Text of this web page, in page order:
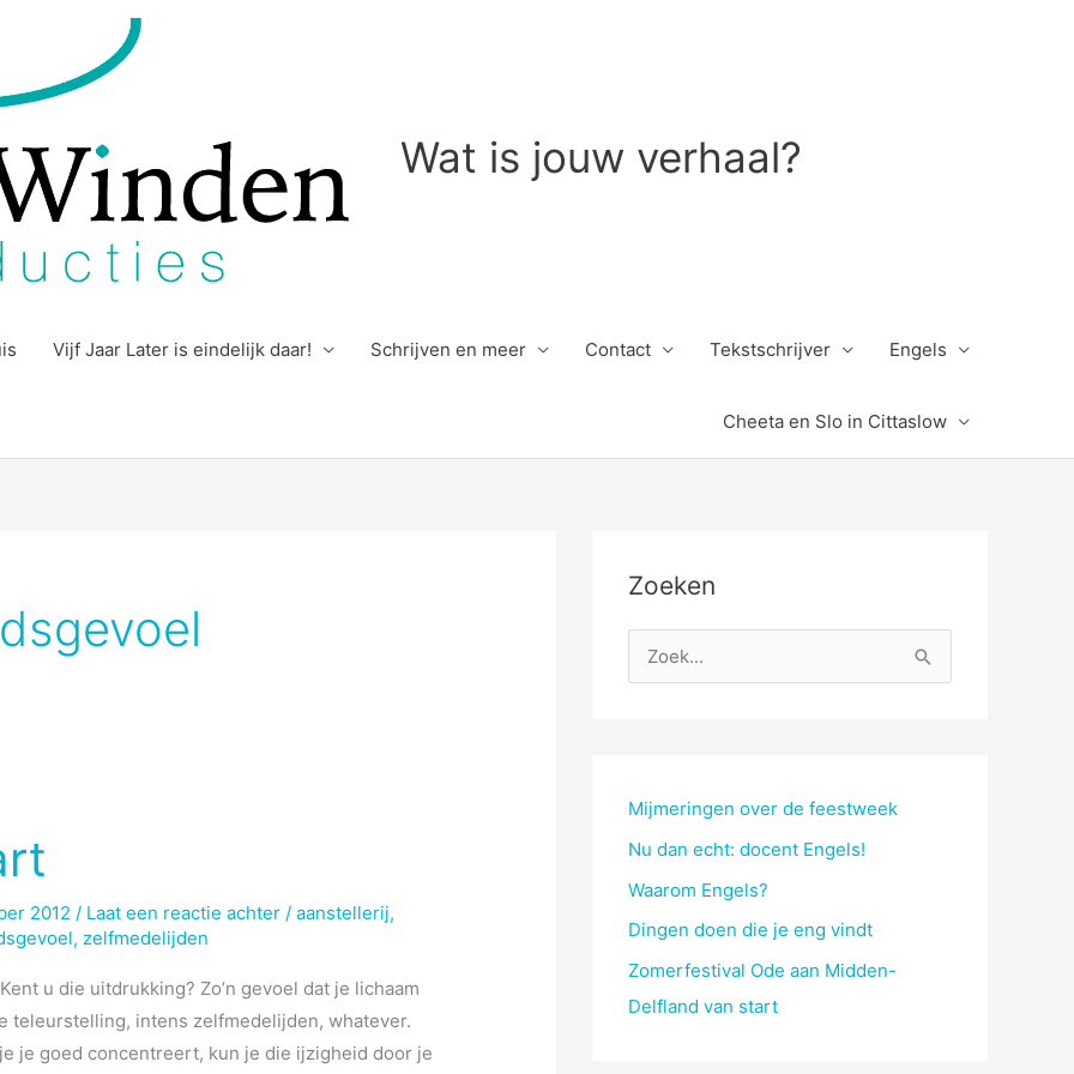
Wat is jouw verhaal?
Vijf Jaar Later is eindelijk daar! Schrijven en meer Contact Tekstschrijver Engels
Cheeta en Slo in Cittaslow
2012/ Laat een reactie achter /aanstellerij,
, zelfmedelijden
u die uitdrukking? Zo’n gevoel dat je lichaam
teleurstelling, intens zelfmedelijden, whatever.
je goed concentreert, kun je die ijzigheid door je
Zoeken
o
a
r
:
Mijmeringen over de feestweek
Nu dan echt: docent Engels!
Waarom Engels?
Dingen doen die je eng vindt
Zomerfestival Ode aan Midden-
Delfland van start